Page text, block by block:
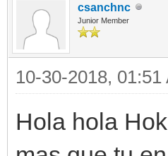
csanchnc
Junior Member
10-30-2018, 01:51
Hola hola